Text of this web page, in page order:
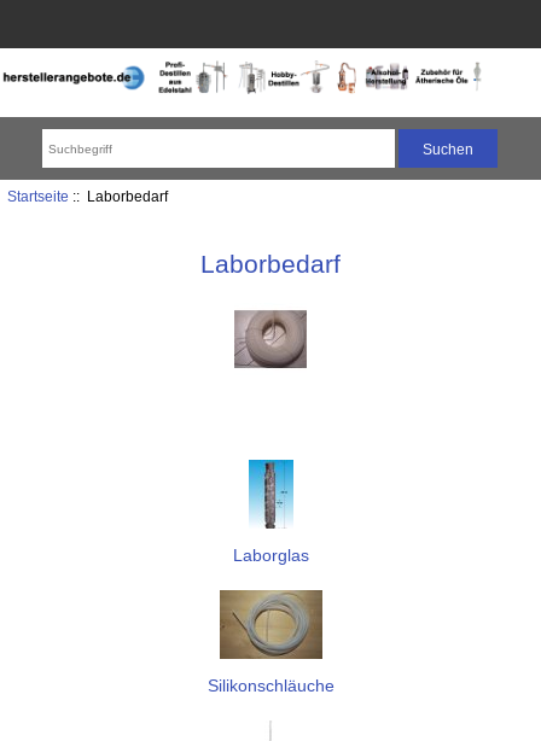
Startseite :: Laborbedarf
Laborbedarf
Laborglas
Silikonschläuche